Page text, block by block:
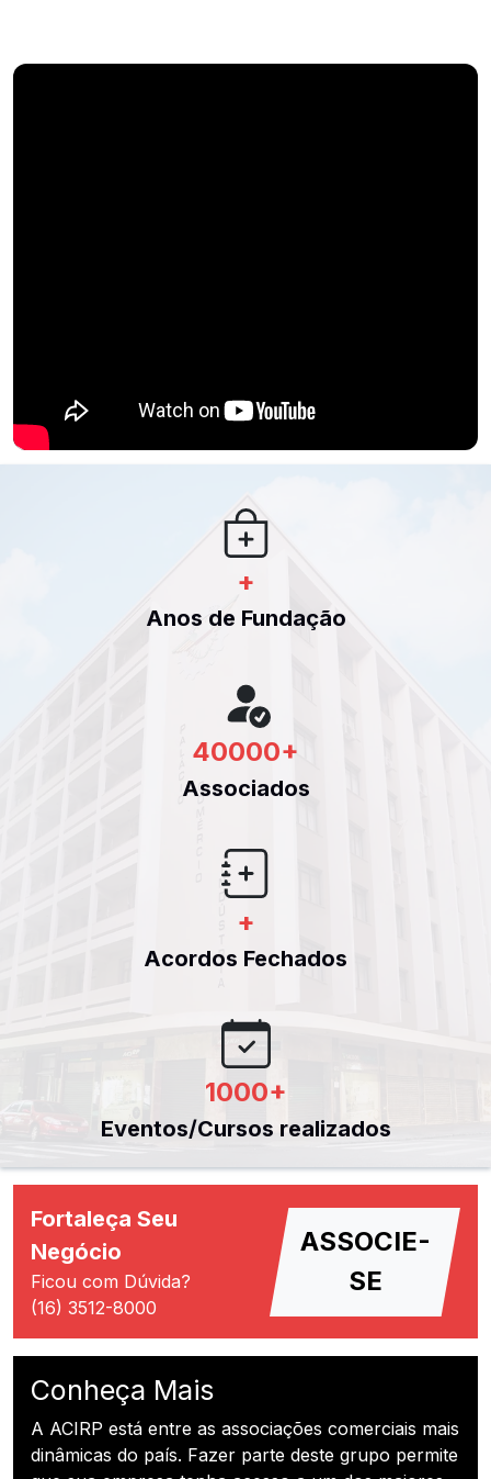
+
Anos de Fundação
40000+
Associados
+
Acordos Fechados
1000+
Eventos/Cursos realizados
Fortaleça Seu
Negócio
Ficou com Dúvida?
(16) 3512-8000
ASSOCIE-
SE
Conheça Mais
A ACIRP está entre as associações comerciais mais
dinâmicas do país. Fazer parte deste grupo permite